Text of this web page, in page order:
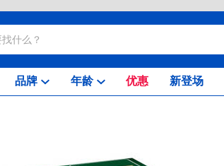
品牌 年龄 优惠 新登场